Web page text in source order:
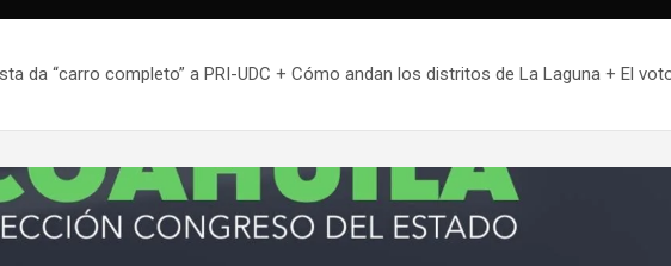
da “carro completo” a PRI-UDC + Cómo andan los distritos de La Laguna + El